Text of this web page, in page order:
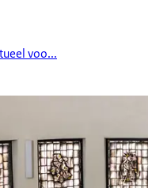
voo...
in voormalig